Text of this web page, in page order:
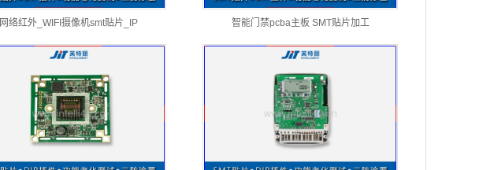
网络红外_WIFI摄像机smt贴片_IP 智能门禁pcba主板 SMT贴片加工